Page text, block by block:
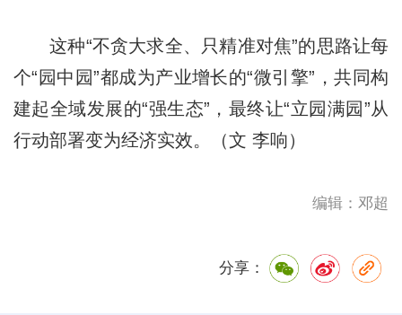
这种“不贪大求全、只精准对焦”的思路让每
个“园中园”都成为产业增长的“微引擎”，共同构
建起全域发展的“强生态”，最终让“立园满园”从
行动部署变为经济实效。（文 李响）
编辑：邓超
分享：